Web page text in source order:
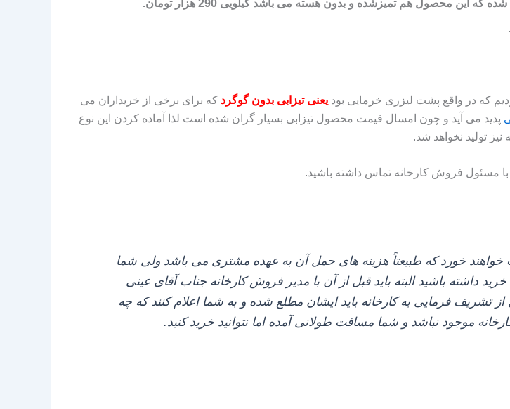
این محصول هم تمیزشده و بدون هسته می‌ باشد کیلویی 290 هزار تومان.
که در واقع پشت لیزری خرمایی بود یعنی تیزابی بدون گوگرد که برای برخی از خریداران می‌
پدید می‌ آید و چون امسال قیمت محصول تیزابی بسیار گران شده است لذا آماده کردن این نوع
تولید نخواهد شد.
با مسئول فروش کارخانه تماس داشته باشید.
خورد که طبیعتاً هزینه‌ های حمل آن به عهده مشتری می باشد ولی شما
داشته باشید البته باید قبل از آن با مدیر فروش کارخانه جناب آقای عینی
از تشریف فرمایی به کارخانه باید ایشان مطلع شده و به شما اعلام کنند که چه
موجود نباشد و شما مسافت طولانی آمده اما نتوانید خرید کنید.